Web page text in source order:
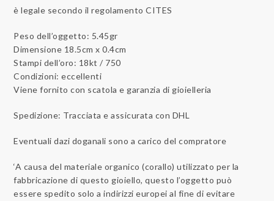
è legale secondo il regolamento CITES
Peso dell’oggetto: 5.45gr
Dimensione 18.5cm x 0.4cm
Stampi dell’oro: 18kt / 750
Condizioni: eccellenti
Viene fornito con scatola e garanzia di gioielleria
Spedizione: Tracciata e assicurata con DHL
Eventuali dazi doganali sono a carico del compratore
‘A causa del materiale organico (corallo) utilizzato per la
fabbricazione di questo gioiello, questo l’oggetto può
essere spedito solo a indirizzi europei al fine di evitare